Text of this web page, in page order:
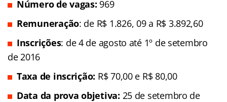
Número de vagas: 969
Remuneração: de R$ 1.826, 09 a R$ 3.892,60
Inscrições: de 4 de agosto até 1º de setembro
de 2016
Taxa de inscrição: R$ 70,00 e R$ 80,00
Data da prova objetiva: 25 de setembro de